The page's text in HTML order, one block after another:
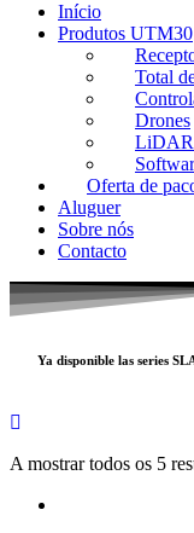
Início
Produtos UTM30
Total
Drones
LiDAR
Oferta de
Aluguer
Sobre nós
Contacto
Ya disponible las series
A mostrar todos os 5